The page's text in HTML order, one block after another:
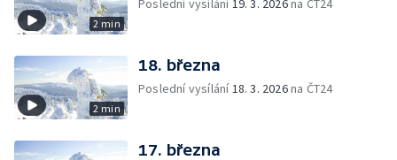
2 min
Poslední vysílání19. 3. 2026na ČT24
2 min
18. března
Poslední vysílání18. 3. 2026na ČT24
17. března